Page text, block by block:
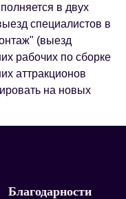
в двух
специалистов в
(выезд
рабочих по сборке
аттракционов
на новых
Благодарности